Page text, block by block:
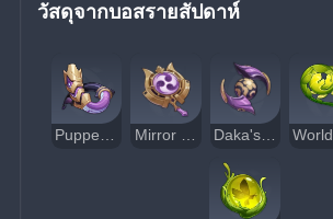
วัสดุจากบอสรายสัปดาห์
Puppet Strings Mirror of Mushin Daka's Bell